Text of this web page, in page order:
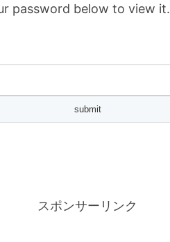
password below to view it.
スポンサーリンク